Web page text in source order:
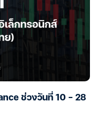
ช่วงวันที่ 10 – 28